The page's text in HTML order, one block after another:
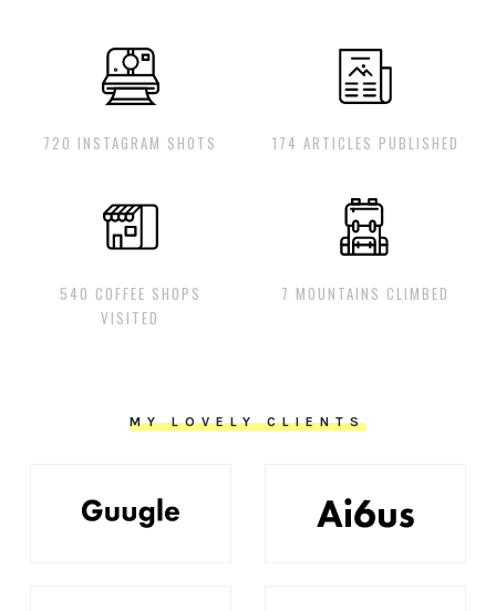
720 INSTAGRAM SHOTS 174 ARTICLES PUBLISHED
540 COFFEE SHOPS
VISITED
7 MOUNTAINS CLIMBED
MY LOVELY CLIENTS